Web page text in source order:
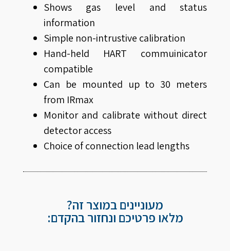
Shows gas level and status
information
Simple non-intrustive calibration
Hand-held HART commuinicator
compatible
Can be mounted up to 30 meters
from IRmax
Monitor and calibrate without direct
detector access
Choice of connection lead lengths
מעוניינים במוצר זה?
מלאו פרטיכם ונחזור בהקדם: